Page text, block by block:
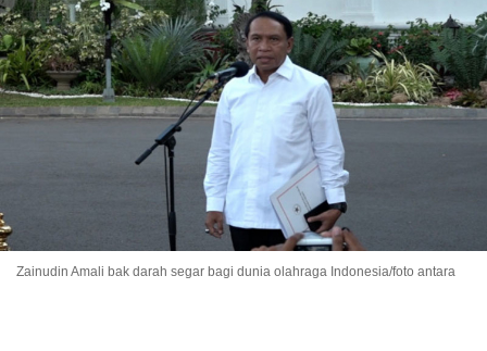
Zainudin Amali bak darah segar bagi dunia olahraga Indonesia/foto antara